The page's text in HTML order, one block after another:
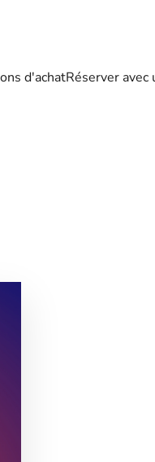
d'achatRéserver avec